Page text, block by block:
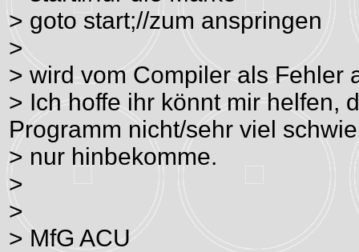
> goto start;//zum anspringen
>
> wird vom Compiler als Fehler
> Ich hoffe ihr könnt mir helfen,
Programm nicht/sehr viel
> nur hinbekomme.
>
>
> MfG ACU